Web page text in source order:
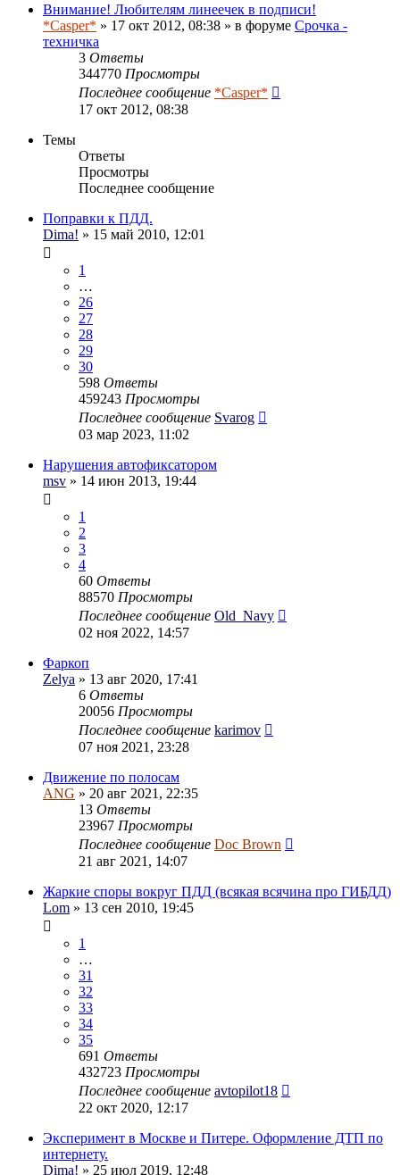
Внимание! Любителям линеечек в подписи!
*Casper* » 17 окт 2012, 08:38 » в форуме Срочка -
техничка
3 Ответы
344770 Просмотры
Последнее сообщение *Casper*
17 окт 2012, 08:38
Темы
Ответы
Просмотры
Последнее сообщение
Поправки к ПДД.
Dima! » 15 май 2010, 12:01
1
…
26
27
28
29
30
598 Ответы
459243 Просмотры
Последнее сообщение Svarog
03 мар 2023, 11:02
Нарушения автофиксатором
msv » 14 июн 2013, 19:44
1
2
3
4
60 Ответы
88570 Просмотры
Последнее сообщение Old_Navy
02 ноя 2022, 14:57
Фаркоп
Zelya » 13 авг 2020, 17:41
6 Ответы
20056 Просмотры
Последнее сообщение karimov
07 ноя 2021, 23:28
Движение по полосам
ANG » 20 авг 2021, 22:35
13 Ответы
23967 Просмотры
Последнее сообщение Doc Brown
21 авг 2021, 14:07
Жаркие споры вокруг ПДД (всякая всячина про ГИБДД)
Lom » 13 сен 2010, 19:45
1
…
31
32
33
34
35
691 Ответы
432723 Просмотры
Последнее сообщение avtopilot18
22 окт 2020, 12:17
Эксперимент в Москве и Питере. Оформление ДТП по
интернету.
Dima! » 25 июл 2019, 12:48